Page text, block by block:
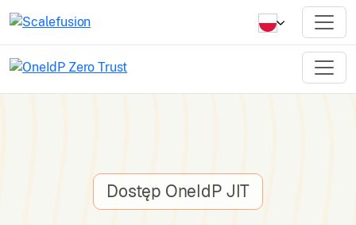
Dostęp OneIdP JIT